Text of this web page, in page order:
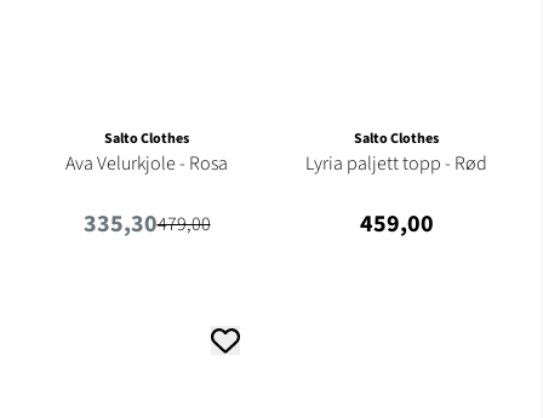
Salto Clothes
Ava Velurkjole - Rosa
335,30479,00
Salto Clothes
Lyria paljett topp - Rød
459,00